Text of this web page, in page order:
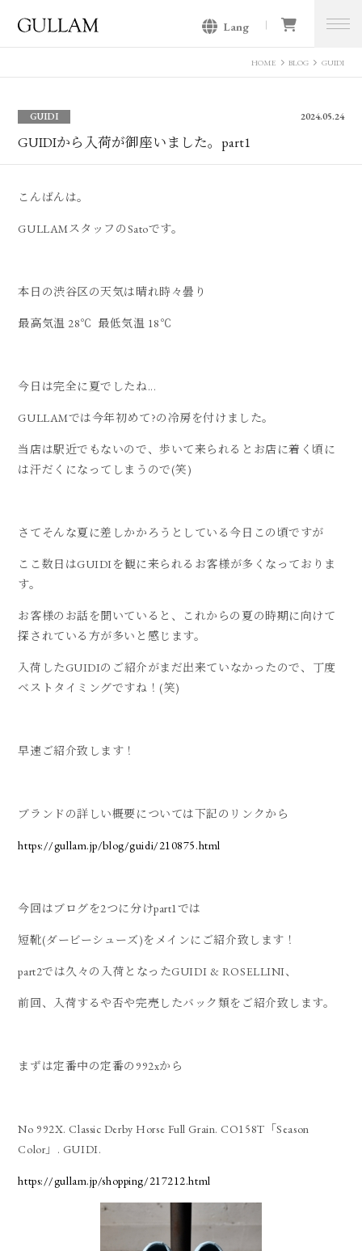
Lang
HOME BLOG GUIDI
GUIDI 2024.05.24
GUIDIから入荷が御座いました。part1
こんばんは。
GULLAMスタッフのSatoです。
本日の渋谷区の天気は晴れ時々曇り
最高気温 28℃ 最低気温 18℃
今日は完全に夏でしたね...
GULLAMでは今年初めて?の冷房を付けました。
当店は駅近でもないので、歩いて来られるとお店に着く頃に
は汗だくになってしまうので(笑)
さてそんな夏に差しかかろうとしている今日この頃ですが
ここ数日はGUIDIを観に来られるお客様が多くなっておりま
す。
お客様のお話を聞いていると、これからの夏の時期に向けて
探されている方が多いと感じます。
入荷したGUIDIのご紹介がまだ出来ていなかったので、丁度
ベストタイミングですね！(笑)
早速ご紹介致します！
ブランドの詳しい概要については下記のリンクから
https://gullam.jp/blog/guidi/210875.html
今回はブログを2つに分けpart1では
短靴(ダービーシューズ)をメインにご紹介致します！
part2では久々の入荷となったGUIDI & ROSELLINI、
前回、入荷するや否や完売したバック類をご紹介致します。
まずは定番中の定番の992xから
No 992X. Classic Derby Horse Full Grain. CO158T「Season
Color」. GUIDI.
https://gullam.jp/shopping/217212.html